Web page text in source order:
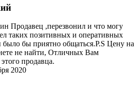
Продавец ,перезвонил и что могу
таких позитивных и оперативных
бы приятно общаться.P.S Цену на
не найти, Отличных Вам
продавца.
2020